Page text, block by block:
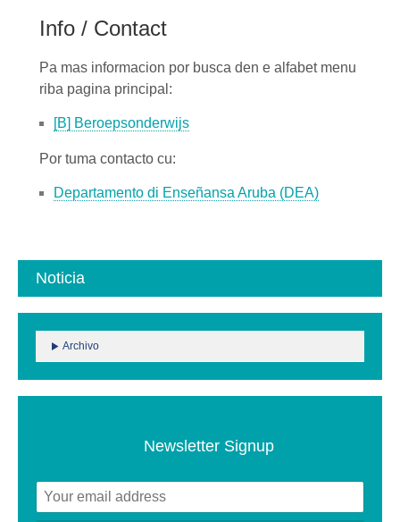
Info / Contact
Pa mas informacion por busca den e alfabet menu
riba pagina principal:
[B] Beroepsonderwijs
Por tuma contacto cu:
Departamento di Enseñansa Aruba (DEA)
Noticia
Archivo
Newsletter Signup